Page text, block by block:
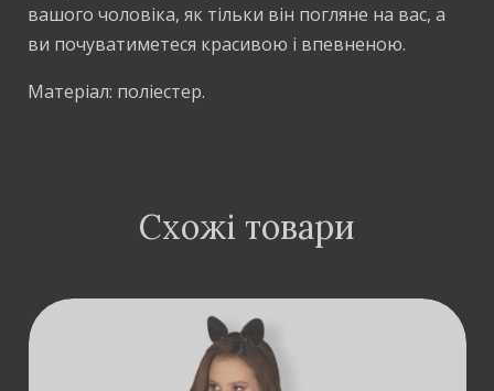
вашого чоловіка, як тільки він погляне на вас, а
ви почуватиметеся красивою і впевненою.
Матеріал: поліестер.
Схожі товари